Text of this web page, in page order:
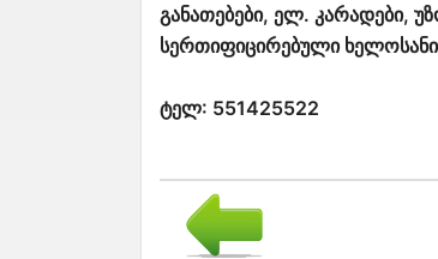
განათებები, ელ. კარადები,
სერთიფიცირებული
ტელ: 551425522